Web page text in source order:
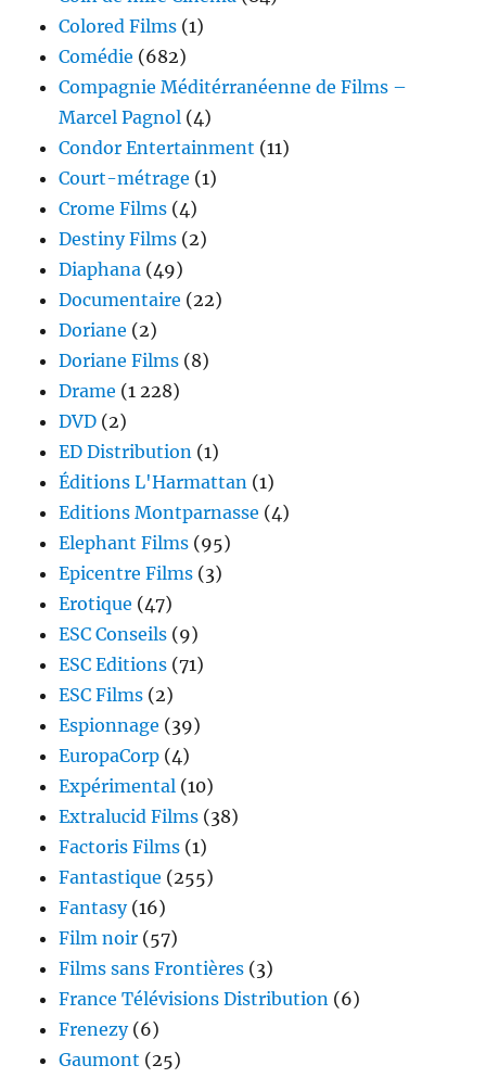
Colored Films (1)
Comédie (682)
Compagnie Méditérranéenne de Films –
Marcel Pagnol (4)
Condor Entertainment (11)
Court-métrage (1)
Crome Films (4)
Destiny Films (2)
Diaphana (49)
Documentaire (22)
Doriane (2)
Doriane Films (8)
Drame (1 228)
DVD (2)
ED Distribution (1)
Éditions L'Harmattan (1)
Editions Montparnasse (4)
Elephant Films (95)
Epicentre Films (3)
Erotique (47)
ESC Conseils (9)
ESC Editions (71)
ESC Films (2)
Espionnage (39)
EuropaCorp (4)
Expérimental (10)
Extralucid Films (38)
Factoris Films (1)
Fantastique (255)
Fantasy(16)
Film noir (57)
Films sans Frontières (3)
France Télévisions Distribution (6)
Frenezy(6)
Gaumont (25)